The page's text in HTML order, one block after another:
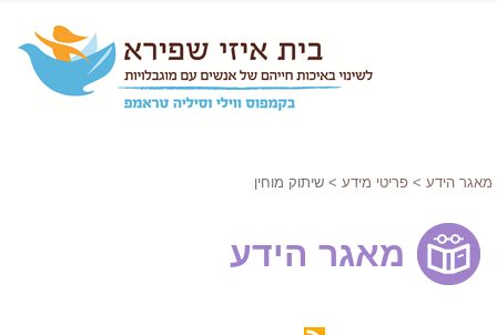
מאגר הידע > פריטי מידע > שיתוק מוחין
מאגר הידע